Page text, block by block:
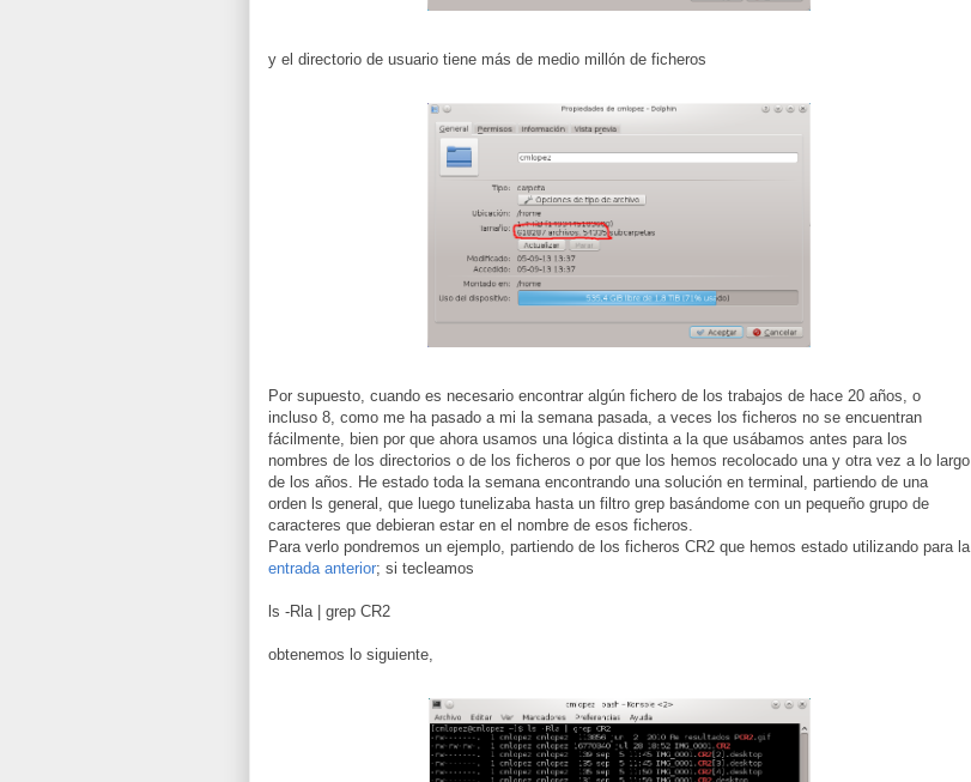
y el directorio de usuario tiene más de medio millón de ficheros
Por supuesto, cuando es necesario encontrar algún fichero de los trabajos de hace 20 años, o
incluso 8, como me ha pasado a mi la semana pasada, a veces los ficheros no se encuentran
fácilmente, bien por que ahora usamos una lógica distinta a la que usábamos antes para los
nombres de los directorios o de los ficheros o por que los hemos recolocado una y otra vez a lo largo
de los años. He estado toda la semana encontrando una solución en terminal, partiendo de una
orden ls general, que luego tunelizaba hasta un filtro grep basándome con un pequeño grupo de
caracteres que debieran estar en el nombre de esos ficheros.
Para verlo pondremos un ejemplo, partiendo de los ficheros CR2 que hemos estado utilizando para la
entrada anterior; si tecleamos
ls -Rla | grep CR2
obtenemos lo siguiente,